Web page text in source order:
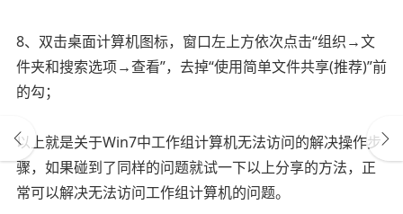
8、双击桌面计算机图标，窗口左上方依次点击“组织→文
件夹和搜索选项→查看”，去掉“使用简单文件共享(推荐)”前
的勾；
以上就是关于Win7中工作组计算机无法访问的解决操作步
骤，如果碰到了同样的问题就试一下以上分享的方法，正
常可以解决无法访问工作组计算机的问题。